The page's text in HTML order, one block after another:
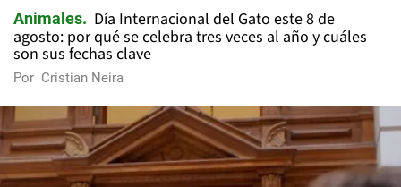
Animales
Día Internacional del Gato este 8 de
agosto: por qué se celebra tres veces al año y cuáles
son sus fechas clave
Por Cristian Neira